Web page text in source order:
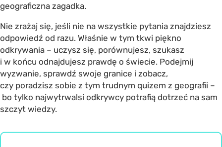
geograficzna zagadka.
Nie zrażaj się, jeśli nie na wszystkie pytania znajdziesz
odpowiedź od razu. Właśnie w tym tkwi piękno
odkrywania – uczysz się, porównujesz, szukasz
i w końcu odnajdujesz prawdę o świecie. Podejmij
wyzwanie, sprawdź swoje granice i zobacz,
czy poradzisz sobie z tym trudnym quizem z geografii –
bo tylko najwytrwalsi odkrywcy potrafią dotrzeć na sam
szczyt wiedzy.